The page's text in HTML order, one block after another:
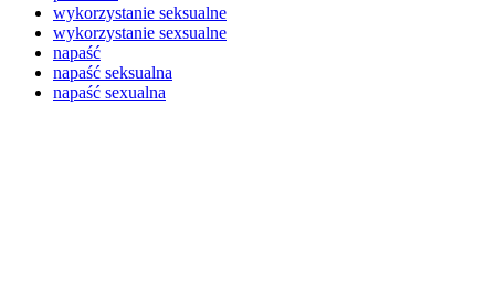
wykorzystanie seksualne
wykorzystanie sexsualne
napaść
napaść seksualna
napaść sexualna